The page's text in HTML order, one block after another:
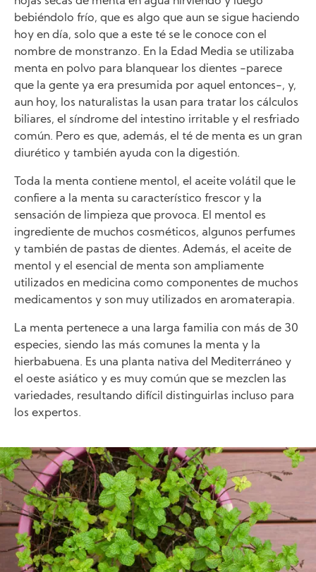
bebiéndolo frío, que es algo que aun se sigue haciendo
hoy en día, solo que a este té se le conoce con el
nombre de monstranzo. En la Edad Media se utilizaba
menta en polvo para blanquear los dientes -parece
que la gente ya era presumida por aquel entonces-, y,
aun hoy, los naturalistas la usan para tratar los cálculos
biliares, el síndrome del intestino irritable y el resfriado
común. Pero es que, además, el té de menta es un gran
diurético y también ayuda con la digestión.
Toda la menta contiene mentol, el aceite volátil que le
confiere a la menta su característico frescor y la
sensación de limpieza que provoca. El mentol es
ingrediente de muchos cosméticos, algunos perfumes
y también de pastas de dientes. Además, el aceite de
mentol y el esencial de menta son ampliamente
utilizados en medicina como componentes de muchos
medicamentos y son muy utilizados en aromaterapia.
La menta pertenece a una larga familia con más de 30
especies, siendo las más comunes la menta y la
hierbabuena. Es una planta nativa del Mediterráneo y
el oeste asiático y es muy común que se mezclen las
variedades, resultando difícil distinguirlas incluso para
los expertos.
Image